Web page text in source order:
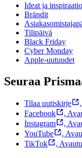
Ideat ja inspiraatio
Brändit
Tilipäivä
Black Friday
Cyber Monday
Apple-uutuudet
Seuraa
Tilaa uutiskirje ,
Facebook
,
Instagram
,
YouTube
,
TikTok
,